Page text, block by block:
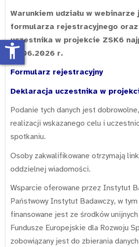
Warunkiem udziału w webinarze
formularza rejestracyjnego
uczestnika w projekcie ZSK6
14.06.2026 r.
Formularz rejestracyjny
Deklaracja uczestnika w
Podanie tych danych jest
realizacji wskazanego celu i
spotkaniu.
Osoby zakwalifikowane otrzymają
oddzielnej wiadomości.
Wsparcie oferowane przez Instytut
Państwowy Instytut Badawczy, w
finansowane jest ze środków
Fundusze Europejskie dla Rozwoju
zobowiązany jest do zbierania
accessibility_new